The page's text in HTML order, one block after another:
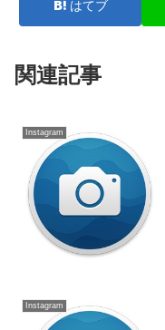
はてブ
関連記事
Instagram
Instagram